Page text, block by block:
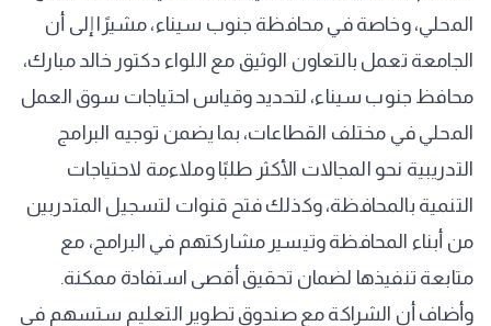
المحلي، وخاصة في محافظة جنوب سيناء، مشيرًا إلى أن
الجامعة تعمل بالتعاون الوثيق مع اللواء دكتور خالد مبارك،
محافظ جنوب سيناء، لتحديد وقياس احتياجات سوق العمل
المحلي في مختلف القطاعات، بما يضمن توجيه البرامج
التدريبية نحو المجالات الأكثر طلبًا وملاءمة لاحتياجات
التنمية بالمحافظة، وكذلك فتح قنوات لتسجيل المتدربين
من أبناء المحافظة وتيسير مشاركتهم في البرامج، مع
متابعة تنفيذها لضمان تحقيق أقصى استفادة ممكنة.
وأضاف أن الشراكة مع صندوق تطوير التعليم ستسهم في